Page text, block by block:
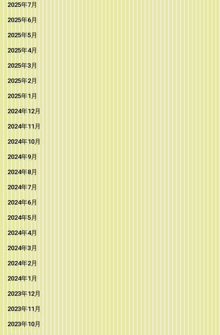
2025年7月
2025年6月
2025年5月
2025年4月
2025年3月
2025年2月
2025年1月
2024年12月
2024年11月
2024年10月
2024年9月
2024年8月
2024年7月
2024年6月
2024年5月
2024年4月
2024年3月
2024年2月
2024年1月
2023年12月
2023年11月
2023年10月